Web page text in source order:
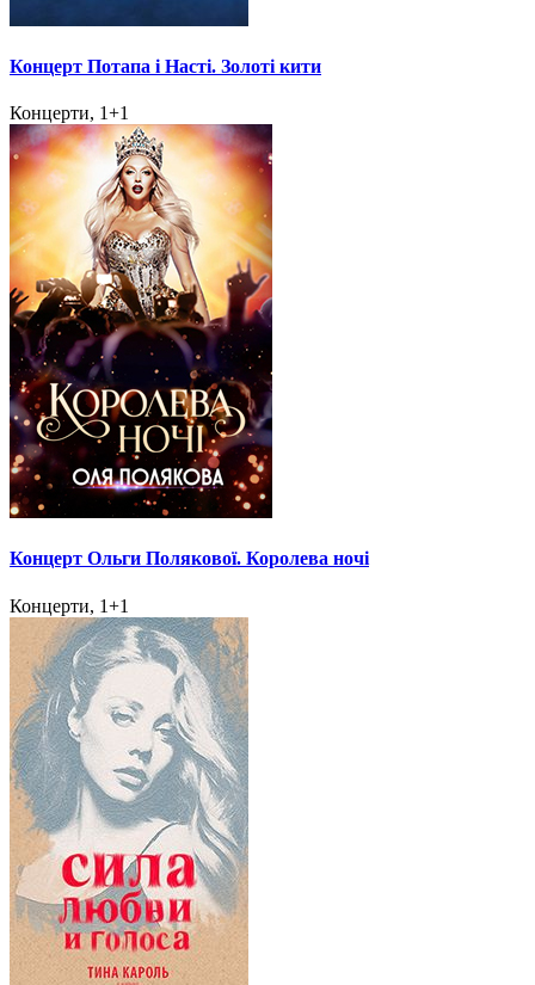
Концерт Потапа і Насті. Золоті кити
Концерти, 1+1
Концерт Ольги Полякової. Королева ночі
Концерти, 1+1